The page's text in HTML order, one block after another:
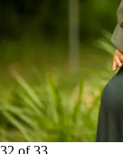
32 of33